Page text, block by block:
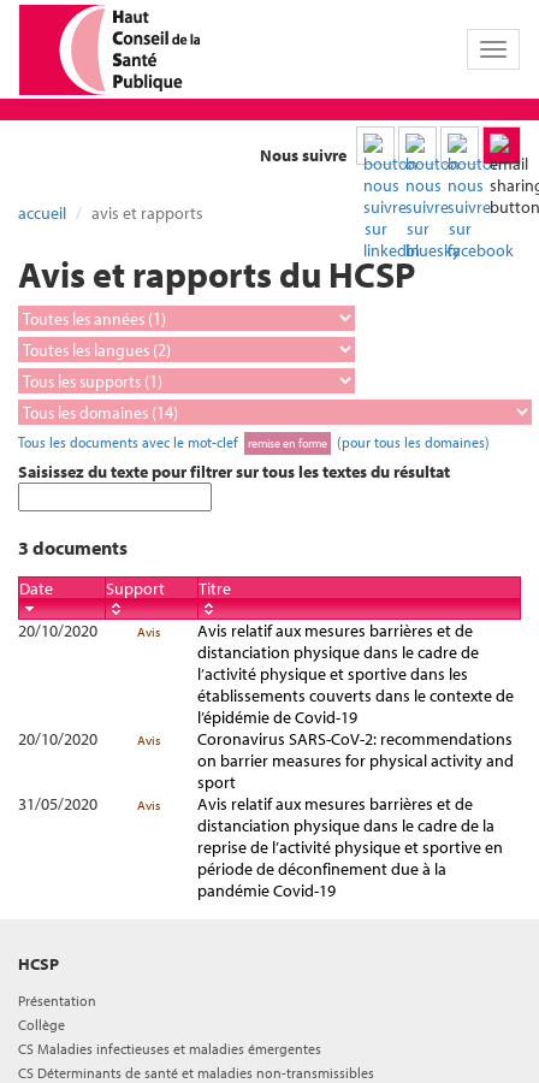
Toggle
Nous suivre
accueil avis et rapports
Avis et rapports du HCSP
Tous les documents avec le mot-clef remise en forme (pour tous les domaines)
Saisissez du texte pour filtrer sur tous les textes du résultat
3 documents
Date Support
Titre
20/10/2020
Avis
Avis relatif aux mesures barrières et de
distanciation physique dans le cadre de
l’activité physique et sportive dans les
établissements couverts dans le contexte de
l’épidémie de Covid-19
20/10/2020
Avis
Coronavirus SARS-CoV-2: recommendations
on barrier measures for physical activity and
sport
31/05/2020
Avis
Avis relatif aux mesures barrières et de
distanciation physique dans le cadre de la
reprise de l’activité physique et sportive en
période de déconfinement due à la
pandémie Covid-19
HCSP
Présentation
Collège
CS Maladies infectieuses et maladies émergentes
CS Déterminants de santé et maladies non-transmissibles